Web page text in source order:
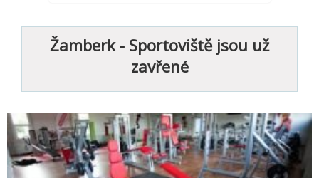
Žamberk - Sportoviště jsou už
zavřené